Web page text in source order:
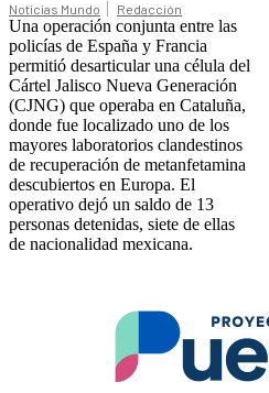
Noticias Mundo Redacción
Una operación conjunta entre las
policías de España y Francia
permitió desarticular una célula del
Cártel Jalisco Nueva Generación
(CJNG) que operaba en Cataluña,
donde fue localizado uno de los
mayores laboratorios clandestinos
de recuperación de metanfetamina
descubiertos en Europa. El
operativo dejó un saldo de 13
personas detenidas, siete de ellas
de nacionalidad mexicana.